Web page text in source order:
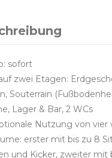
sofort
zwei Etagen:
Souterrain
Lager & Bar, 2 WCs
Nutzung von
erster mit bis zu 8
und Kicker, zweiter